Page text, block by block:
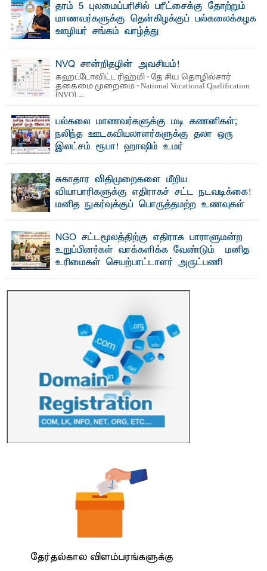
தரம் 5 புலமைப்பரிசில் பரீட்சைக்கு தோற்றும்
மாணவர்களுக்கு தென்கிழக்குப் பல்கலைக்கழக
ஊழியர் சங்கம் வாழ்த்து
NVQ சான்றிதழின் அவசியம்!
கஹட்டோவிட்ட ரிஹ்மி - தே சிய தொழில்சார்
தகைமை முறைமை - National Vocational Qualification
(NVQ) ...
பல்கலை மாணவர்களுக்கு மடி கணனிகள்;
நலிந்த ஊடகவியலாளர்களுக்கு தலா ஒரு
இலட்சம் ரூபா! ஹாஷிம் உமர்
வழங்கும் திட்டம்
ப ல்கலைக்கழக மாணவர்களின் உயர்கல்வி வாய்ப்புகளை
மேம்படுத்தும் நோக்கில் ஹாஷிம் உமர் பௌண்டேசனால் ...
சுகாதார விதிமுறைகளை மீறிய
வியாபாரிகளுக்கு எதிராகச் சட்ட நடவடிக்கை!
மனித நுகர்வுக்குப் பொருத்தமற்ற உணவுகள்
கைப்பற்றப்பட்டுக் அழிப்பு
பாறுக் ஷிஹான்- க ல்முனை பொதுச் சந்தைப் பகுதியில்
சுகாதார விதிமுறைகளை மீறிச் செயற்பட்ட ...
NGO சட்டமூலத்திற்கு எதிராக பாராளுமன்ற
உறுப்பினர்கள் வாக்களிக்க வேண்டும் – மனித
உரிமைகள் செயற்பாட்டாளர் அருட்பணி
ஜே. எப். காமிலா பேகம்- இ லங்கை அரசாங்கம் அரசுசாரா